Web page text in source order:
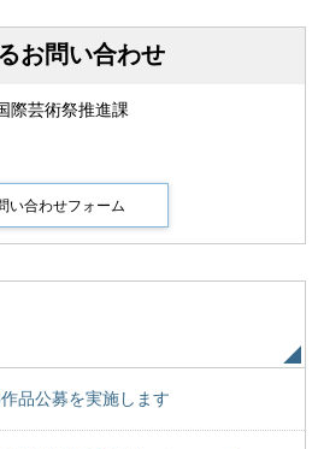
お問い合わせ
際芸術祭推進課
品公募を実施します